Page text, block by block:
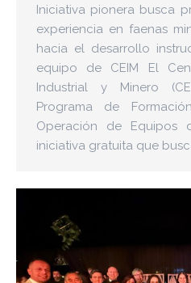
Iniciativa pionera busca
experiencia en faenas
hacia el desarrollo
equipo de CEIM El
Industrial y Minero
Programa de
Operación de Equipos
iniciativa gratuita que